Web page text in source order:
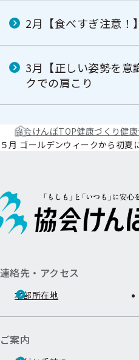
2月【食べすぎ注意！
3月【正しい姿勢を意
クでの肩こり
協会けんぽTOP健康づくり健
５月 ゴールデンウィークから初夏
連絡先・アクセス
本部所在地
ご案内